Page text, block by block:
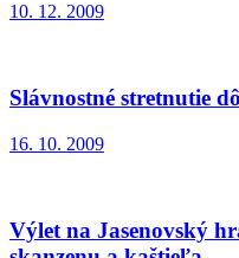
10. 12. 2009
Slávnostné stretnutie
16. 10. 2009
Výlet na Jasenovský